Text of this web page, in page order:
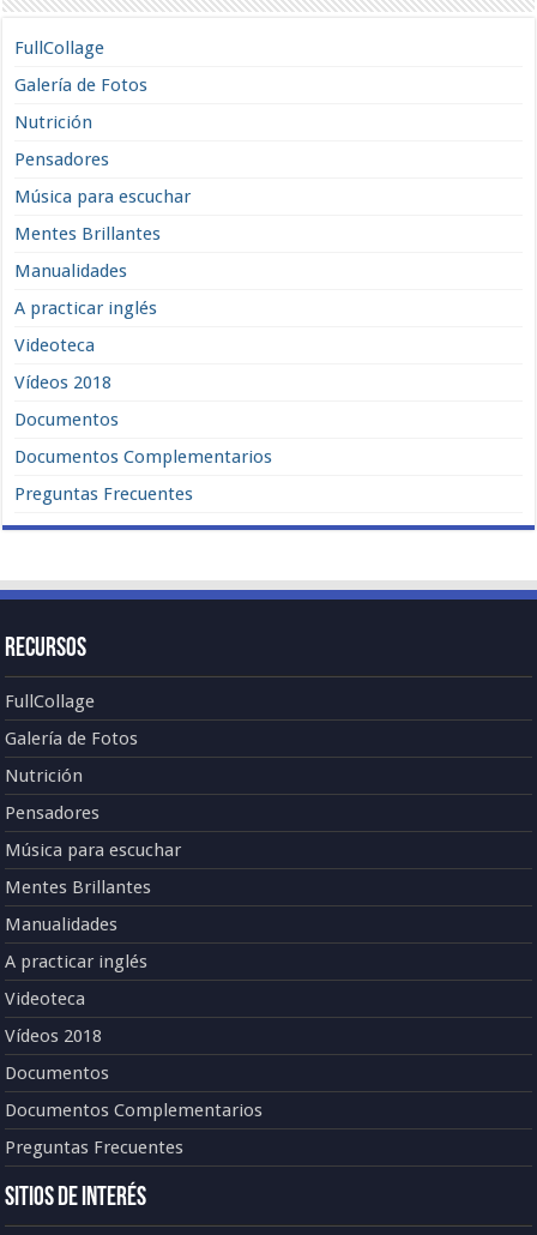
FullCollage
Galería de Fotos
Nutrición
Pensadores
Música para escuchar
Mentes Brillantes
Manualidades
A practicar inglés
Videoteca
Vídeos 2018
Documentos
Documentos Complementarios
Preguntas Frecuentes
Recursos
FullCollage
Galería de Fotos
Nutrición
Pensadores
Música para escuchar
Mentes Brillantes
Manualidades
A practicar inglés
Videoteca
Vídeos 2018
Documentos
Documentos Complementarios
Preguntas Frecuentes
Sitios de Interés